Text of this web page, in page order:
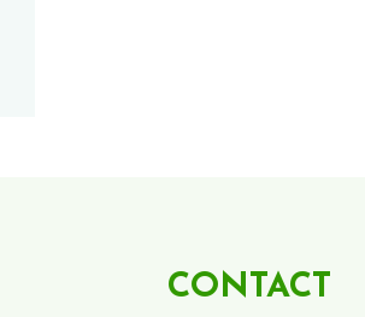
CONTACT